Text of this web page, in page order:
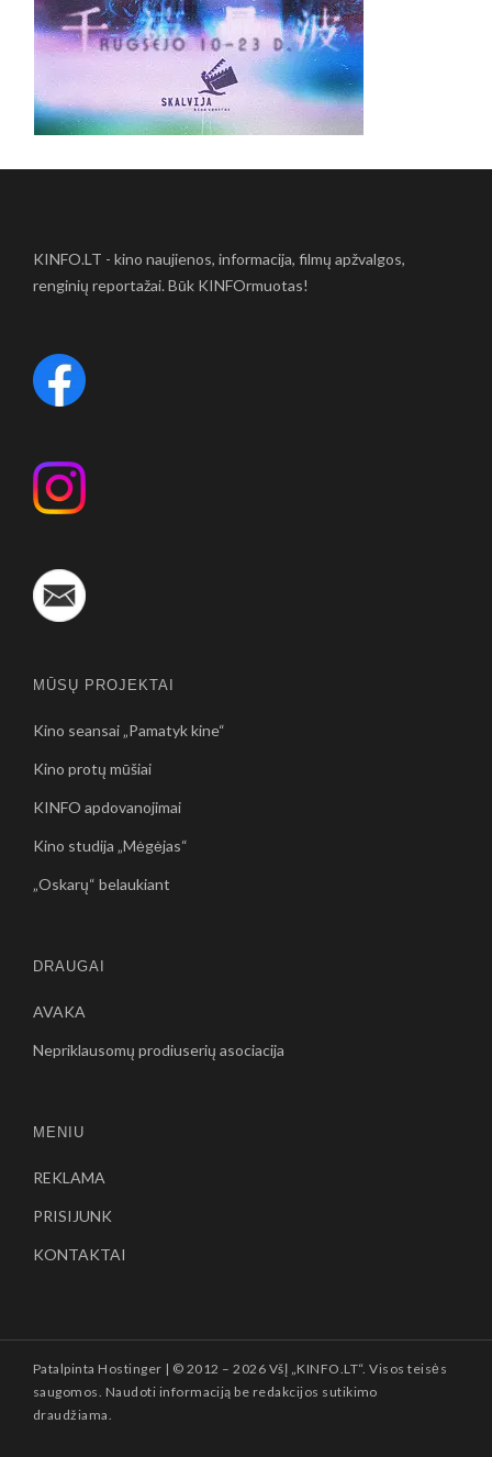
KINFO.LT - kino naujienos, informacija, filmų apžvalgos,
renginių reportažai. Būk KINFOrmuotas!
MŪSŲ PROJEKTAI
Kino seansai „Pamatyk kine“
Kino protų mūšiai
KINFO apdovanojimai
Kino studija „Mėgėjas“
„Oskarų“ belaukiant
DRAUGAI
AVAKA
Nepriklausomų prodiuserių asociacija
MENIU
REKLAMA
PRISIJUNK
KONTAKTAI
Patalpinta Hostinger | © 2012 –2026 VšĮ „KINFO.LT“. Visos teisės
saugomos. Naudoti informaciją be redakcijos sutikimo
draudžiama.